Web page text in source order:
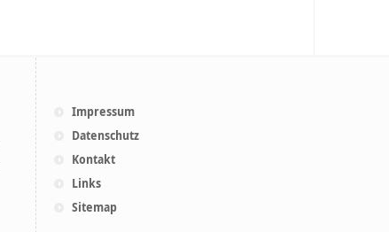
Impressum
Datenschutz
Kontakt
Links
Sitemap